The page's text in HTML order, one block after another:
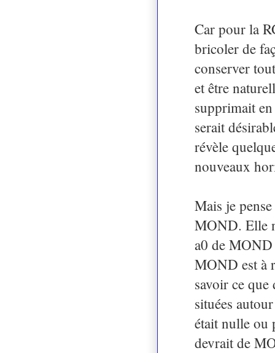
Car pour la
bricoler de
conserver
et être
supprimait
serait
révèle
nouveaux
Mais je
MOND. Elle
a0 de
MOND est à
savoir ce
situées
était nulle ou
devrait de